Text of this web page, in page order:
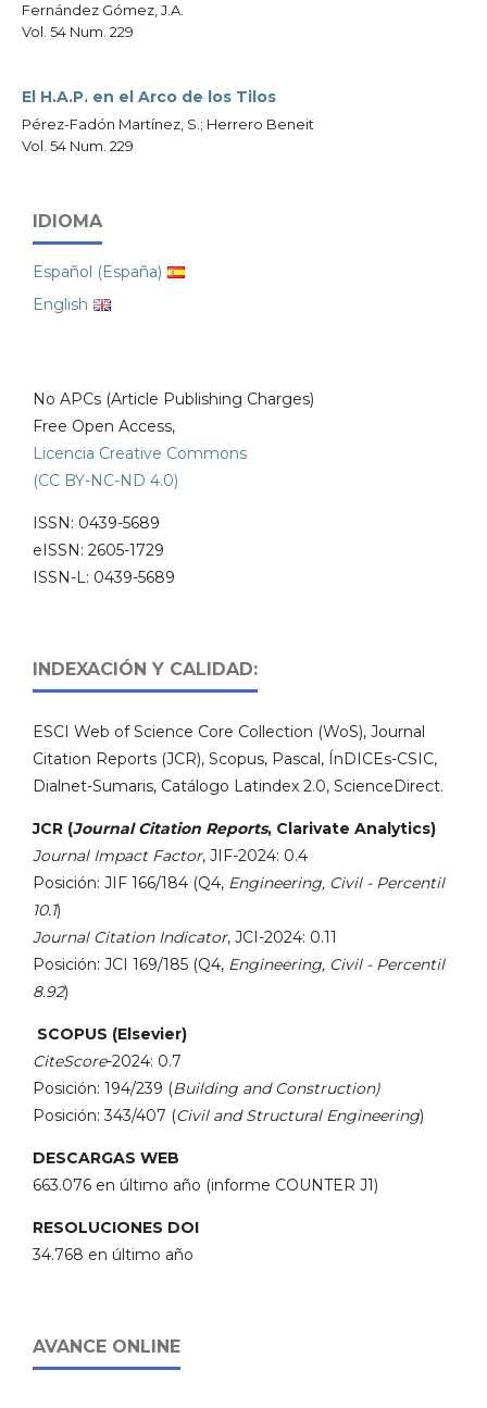
Fernández Gómez, J.A.
Vol. 54 Num. 229
El H.A.P. en el Arco de los Tilos
Pérez-Fadón Martínez, S.; Herrero Beneit
Vol. 54 Num. 229
IDIOMA
Español (España)
English
No APCs (Article Publishing Charges)
Free Open Access,
Licencia Creative Commons
(CC BY-NC-ND 4.0)
ISSN: 0439-5689
eISSN: 2605-1729
ISSN-L: 0439-5689
INDEXACIÓN Y CALIDAD:
ESCI Web of Science Core Collection (WoS), Journal
Citation Reports (JCR), Scopus, Pascal, ÍnDICEs-CSIC,
Dialnet-Sumaris, Catálogo Latindex 2.0, ScienceDirect.
JCR (Journal Citation Reports, Clarivate Analytics)
Journal Impact Factor, JIF-2024: 0.4
Posición: JIF 166/184 (Q4, Engineering, Civil - Percentil
10.1)
Journal Citation Indicator, JCI-2024: 0.11
Posición: JCI 169/185 (Q4, Engineering, Civil - Percentil
8.92)
SCOPUS (Elsevier)
CiteScore-2024: 0.7
Posición: 194/239 (Building and Construction)
Posición: 343/407 (Civil and Structural Engineering)
DESCARGAS WEB
663.076 en último año (informe COUNTER J1)
RESOLUCIONES DOI
34.768 en último año
AVANCE ONLINE